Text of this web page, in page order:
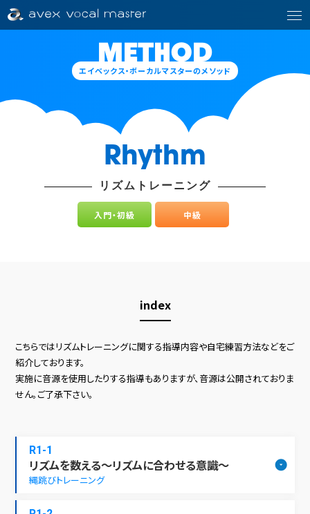
METHOD
エイベックス・ボーカルマスターのメソッド
Rhythm
リズムトレーニング
入門・初級 中級
index
こちらではリズムトレーニングに関する指導内容や自宅練習方法などをご
紹介しております。
実施に音源を使用したりする指導もありますが、音源は公開されておりま
せん。ご了承下さい。
R1-1
リズムを数える～リズムに合わせる意識～
縄跳びトレーニング